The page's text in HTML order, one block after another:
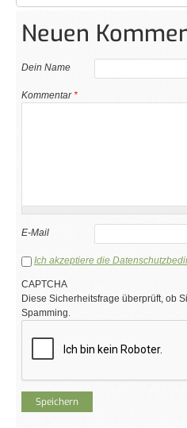
Neuen
Dein Name
Kommentar*
E-Mail
Ich akzeptiere die
CAPTCHA
Diese Sicherheitsfrage überprüft, ob
Spamming.